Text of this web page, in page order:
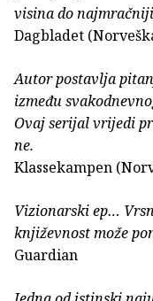
visina do
Dagbladet
Autor postavlja
između
Ovaj serijal vrijedi
ne.
Klassekampen
Vizionarski ep…
književnost može
Guardian